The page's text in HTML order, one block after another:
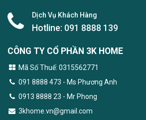
Dịch Vụ Khách Hàng
Hotline: 091 8888 139
CÔNG TY CỔ PHẦN 3K HOME
Mã Số Thuế: 0315562771
091 8888 473 - Ms Phương Anh
0913 8888 23 - Mr Phong
3khome.vn@gmail.com